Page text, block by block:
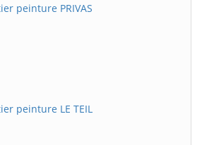
peinture PRIVAS
peinture LE TEIL